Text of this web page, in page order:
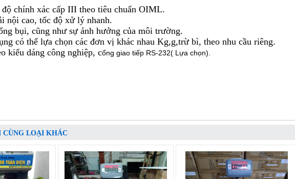
chính xác cấp III theo tiêu chuẩn OIML.
nội cao, tốc độ xử lý nhanh.
bụi, cũng như sự ảnh hưởng của môi trường.
có thể lựa chọn các đơn vị khác nhau Kg,g,trừ bì, theo nhu cầu riêng.
kiểu dáng công nghiệp, cổng giao tiếp RS-232( Lựa chọn).
CÙNG LOẠI KHÁC